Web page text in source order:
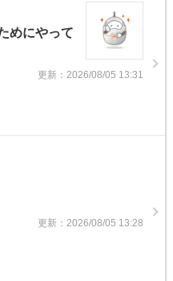
めにやって
更新：2026/08/05 13:31
更新：2026/08/05 13:28